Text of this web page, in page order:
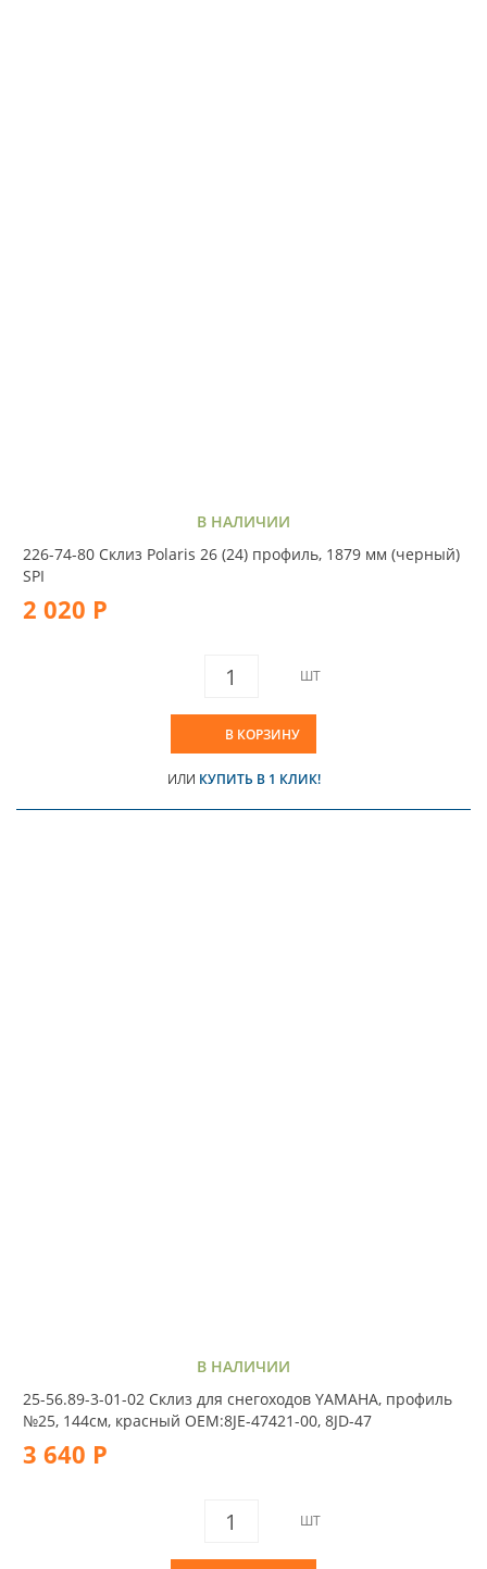
В НАЛИЧИИ
226-74-80 Склиз Polaris 26 (24) профиль, 1879 мм (черный)
SPI
2 020 Р
ШТ
В КОРЗИНУ
ИЛИ КУПИТЬ В 1 КЛИК!
В НАЛИЧИИ
25-56.89-3-01-02 Склиз для снегоходов YAMAHA, профиль
№25, 144cм, красный OEM:8JE-47421-00, 8JD-47
3 640 Р
ШТ